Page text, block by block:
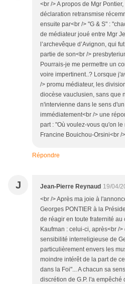
<br /> A propos de Mgr
déclaration retransmise
ensuite par<br /> "G & S" :
de médiateur joué entre Mgr
l’archevêque d’Avignon, qui
partie de son<br />
Pourrais-je me permettre un
voire impertinent..? Lorsque
/> promu médiateur, les
diocèse vauclusien, sans que
n'intervienne dans le sens
immédiatement<br /> une
part : "Où voulez-vous qu'on le
Francine Bouichou-Orsini<br /
Répondre
J Jean-Pierre Reynaud 19/04/
<br /> Après ma joie à
Georges PONTIER à la
de réagir en toute fraternité
Kaufman : celui-ci, après<br /
sensibilité interreligieuse de
particulièrement envers les
moindre intérêt de la part de
dans la Foi"... A chacun sa
discrétion de G.P. l'a